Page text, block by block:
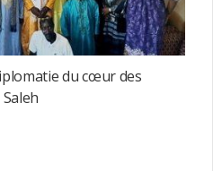
du cœur des